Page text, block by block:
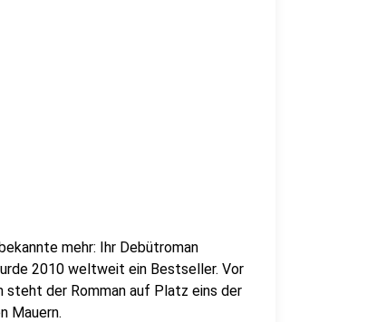
mehr: Ihr Debütroman
2010 weltweit ein Bestseller. Vor
steht der Romman auf Platz eins der
Mauern.